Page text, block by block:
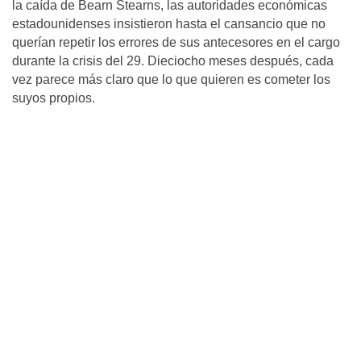
la caída de Bearn Stearns, las autoridades económicas
estadounidenses insistieron hasta el cansancio que no
querían repetir los errores de sus antecesores en el cargo
durante la crisis del 29. Dieciocho meses después, cada
vez parece más claro que lo que quieren es cometer los
suyos propios.